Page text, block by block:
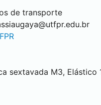
de transporte
sextavada M3, Elástico